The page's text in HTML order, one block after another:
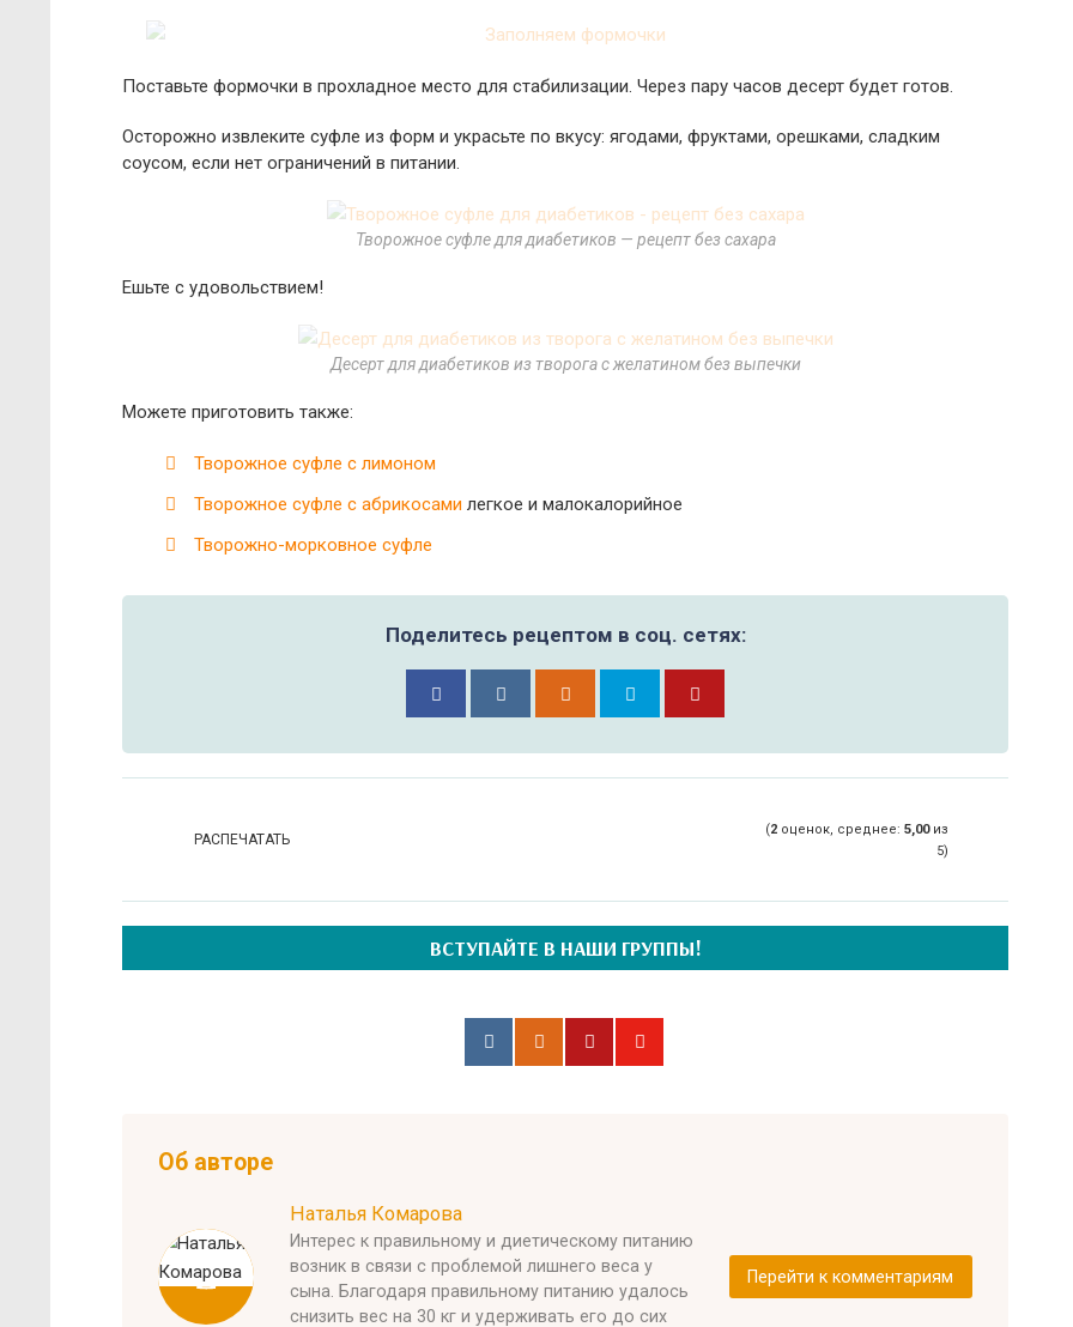
Поставьте формочки в прохладное место для стабилизации. Через пару часов десерт будет готов.
Осторожно извлеките суфле из форм и украсьте по вкусу: ягодами, фруктами, орешками, сладким
соусом, если нет ограничений в питании.
Творожное суфле для диабетиков — рецепт без сахара
Ешьте с удовольствием!
Десерт для диабетиков из творога с желатином без выпечки
Можете приготовить также:
Творожное суфле с лимоном
Творожное суфле с абрикосами легкое и малокалорийное
Творожно-морковное суфле
Поделитесь рецептом в соц. сетях:
РАСПЕЧАТАТЬ
(2 оценок, среднее: 5,00из
5)
ВСТУПАЙТЕ В НАШИ ГРУППЫ!
Об авторе
Наталья Комарова
Интерес к правильному и диетическому питанию
возник в связи с проблемой лишнего веса у
сына. Благодаря правильному питанию удалось
снизить вес на 30 кг и удерживать его до сих
Перейти к комментариям